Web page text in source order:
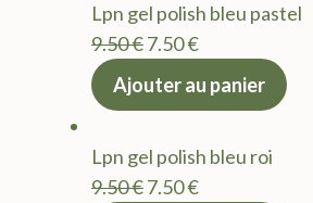
9.50 €.7.50 €.
Lpn gel polish bleu pastel
9.50€Le
prix
9.50 €.
7.50€Le
actuel
7.50 €.
Ajouter au panier
Lpn gel polish bleu roi
9.50€Le
7.50€Le